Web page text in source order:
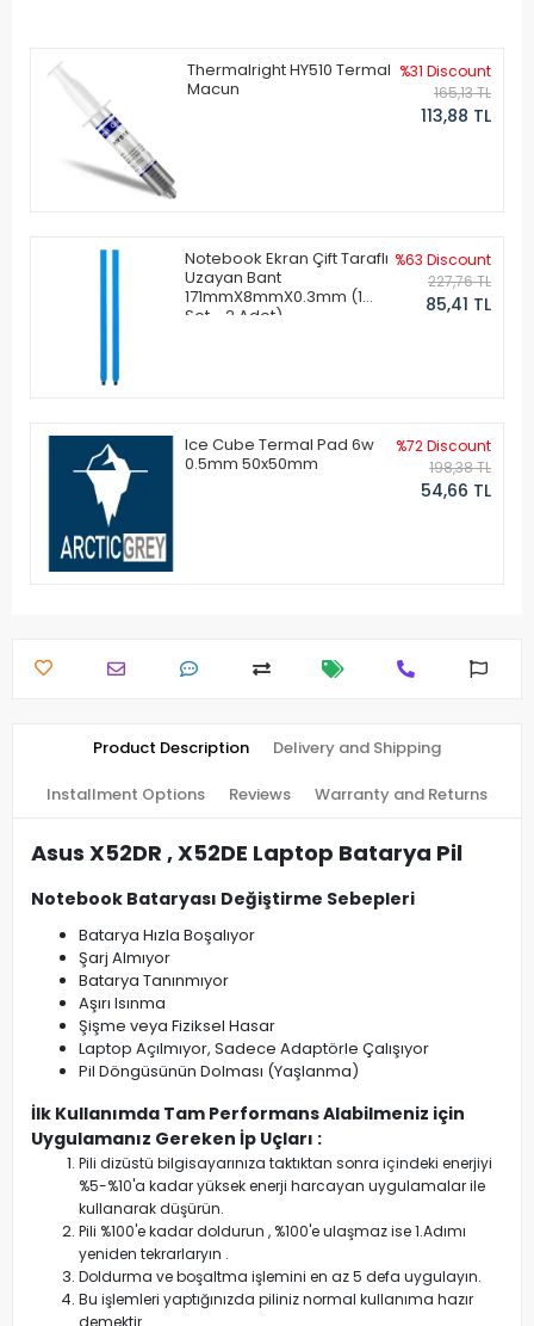
Thermalright HY510 Termal
Macun
%31 Discount
165,13 TL
113,88 TL
Notebook Ekran Çift Taraflı
Uzayan Bant
171mmX8mmX0.3mm (1
Set - 2 Adet)
%63 Discount
227,76 TL
85,41 TL
Ice Cube Termal Pad 6w
0.5mm 50x50mm
%72 Discount
198,38 TL
54,66 TL
Product Description Delivery and Shipping
Installment Options Reviews Warranty and Returns
Asus X52DR , X52DE Laptop Batarya Pil
Notebook Bataryası Değiştirme Sebepleri
Batarya Hızla Boşalıyor
Şarj Almıyor
Batarya Tanınmıyor
Aşırı Isınma
Şişme veya Fiziksel Hasar
Laptop Açılmıyor, Sadece Adaptörle Çalışıyor
Pil Döngüsünün Dolması (Yaşlanma)
İlk Kullanımda Tam Performans Alabilmeniz için
Uygulamanız Gereken İp Uçları :
Pili dizüstü bilgisayarınıza taktıktan sonra içindeki enerjiyi
%5-%10'a kadar yüksek enerji harcayan uygulamalar ile
kullanarak düşürün.
Pili %100'e kadar doldurun , %100'e ulaşmaz ise 1.Adımı
yeniden tekrarlaryın .
Doldurma ve boşaltma işlemini en az 5 defa uygulayın.
Bu işlemleri yaptığınızda piliniz normal kullanıma hazır
demektir.